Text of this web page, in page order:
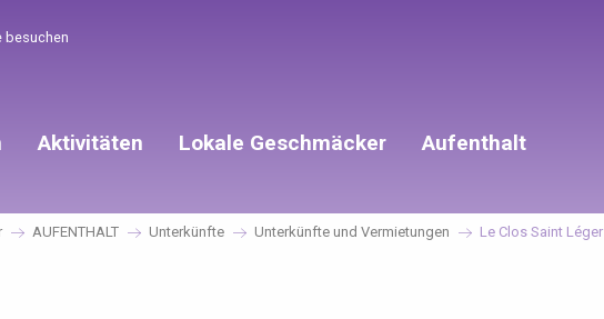
besuchen
Aktivitäten Lokale Geschmäcker Aufenthalt
AUFENTHALT Unterkünfte Unterkünfte und Vermietungen Le Clos Saint Léger